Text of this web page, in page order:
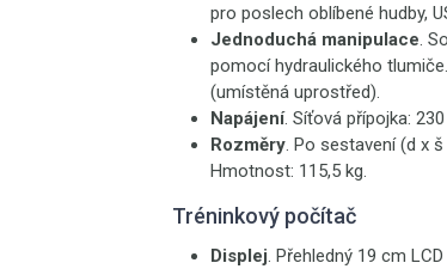
pro poslech oblíbené hudby,
Jednoduchá manipulace.
pomocí hydraulického
(umístěná uprostřed).
Napájení. Síťová přípojka:
Rozměry. Po sestavení (d x
Hmotnost: 115,5 kg.
Tréninkový počítač
Displej. Přehledný 19 cm